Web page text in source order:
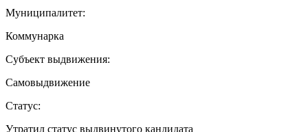
Муниципалитет:
Коммунарка
Субъект выдвижения:
Самовыдвижение
Статус:
Утратил статус выдвинутого кандидата